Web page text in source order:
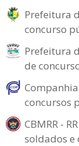
Prefeitura
concurso
Prefeitura
de
concursos
CBMRR -
soldados e